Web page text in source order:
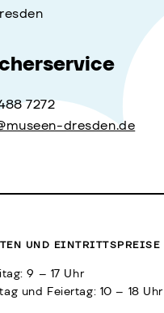
7272
dresden.de
UND EINTRITTSPREISE
9 – 17 Uhr
und Feiertag: 10 – 18 Uhr